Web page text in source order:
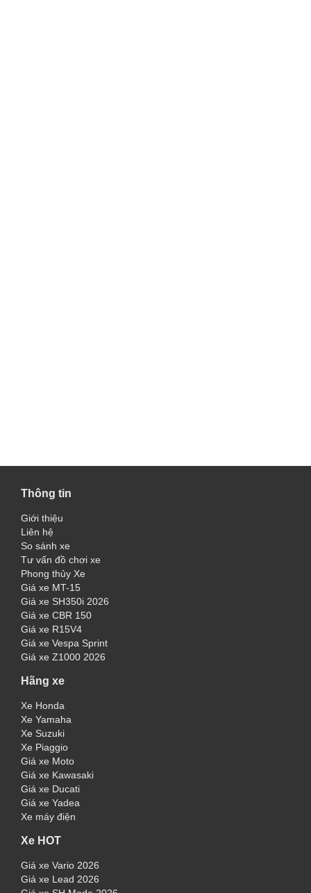
Thông tin
Giới thiệu
Liên hệ
So sánh xe
Tư vấn đồ chơi xe
Phong thủy Xe
Giá xe MT-15
Giá xe SH350i 2026
Giá xe CBR 150
Giá xe R15V4
Giá xe Vespa Sprint
Giá xe Z1000 2026
Hãng xe
Xe Honda
Xe Yamaha
Xe Suzuki
Xe Piaggio
Giá xe Moto
Giá xe Kawasaki
Giá xe Ducati
Giá xe Yadea
Xe máy điện
Xe HOT
Giá xe Vario 2026
Giá xe Lead 2026